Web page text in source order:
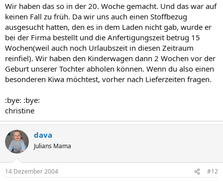
Wir haben das so in der 20. Woche gemacht. Und das war auf
keinen Fall zu früh. Da wir uns auch einen Stoffbezug
ausgesucht hatten, den es in dem Laden nicht gab, wurde er
bei der Firma bestellt und die Anfertigungszeit betrug 15
Wochen(weil auch noch Urlaubszeit in diesen Zeitraum
reinfiel). Wir haben den Kinderwagen dann 2 Wochen vor der
Geburt unserer Tochter abholen können. Wenn du also einen
besonderen Kiwa möchtest, vorher nach Lieferzeiten fragen.
:bye: :bye:
christine
dava
Julians Mama
14 Dezember 2004 #12